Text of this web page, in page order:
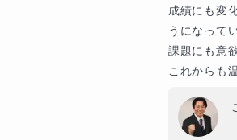
早い段階か
力を手にし
えています。
このような
難関国公立大学
北海道大学
難関私立高校
開成高等学校
成績にも変
うになって
課題にも意
これからも